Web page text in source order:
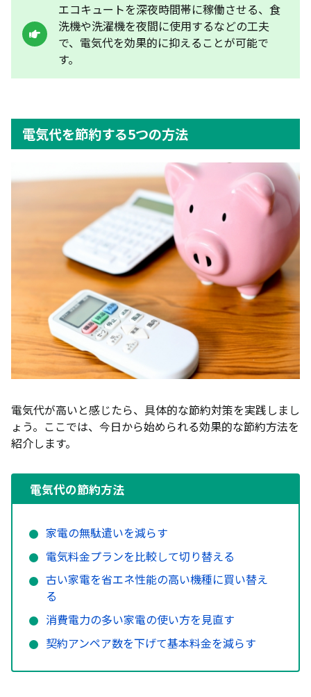
エコキュートを深夜時間帯に稼働させる、食
洗機や洗濯機を夜間に使用するなどの工夫
で、電気代を効果的に抑えることが可能で
す。
電気代を節約する5つの方法
電気代が高いと感じたら、具体的な節約対策を実践しまし
ょう。ここでは、今日から始められる効果的な節約方法を
紹介します。
電気代の節約方法
家電の無駄遣いを減らす
電気料金プランを比較して切り替える
古い家電を省エネ性能の高い機種に買い替え
る
消費電力の多い家電の使い方を見直す
契約アンペア数を下げて基本料金を減らす